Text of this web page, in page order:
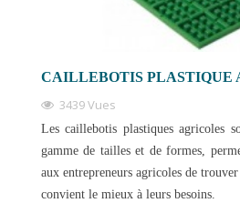
CAILLEBOTIS PLASTIQUE
3439 Vues
Les caillebotis plastiques agricoles
gamme de tailles et de formes,
aux entrepreneurs agricoles de
convient le mieux à leurs besoins.